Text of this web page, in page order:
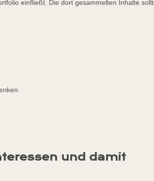
einfließt. Die dort gesammelten Inhalte
und damit